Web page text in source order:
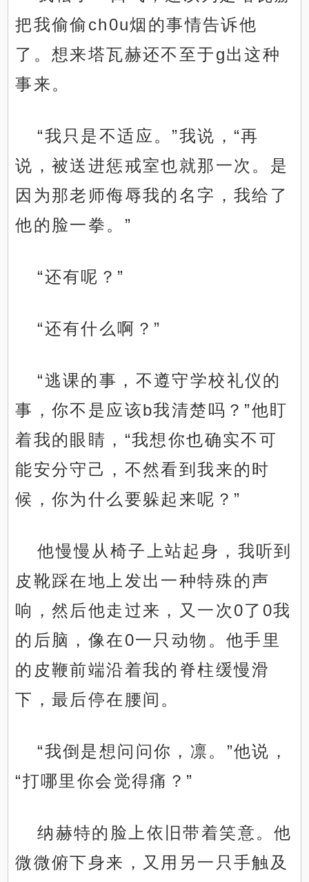
把我偷偷ch0u烟的事情告诉他
了。想来塔瓦赫还不至于g出这种
事来。
“我只是不适应。”我说，“再
说，被送进惩戒室也就那一次。是
因为那老师侮辱我的名字，我给了
他的脸一拳。”
“还有呢？”
“还有什么啊？”
“逃课的事，不遵守学校礼仪的
事，你不是应该b我清楚吗？”他盯
着我的眼睛，“我想你也确实不可
能安分守己，不然看到我来的时
候，你为什么要躲起来呢？”
他慢慢从椅子上站起身，我听到
皮靴踩在地上发出一种特殊的声
响，然后他走过来，又一次0了0我
的后脑，像在0一只动物。他手里
的皮鞭前端沿着我的脊柱缓慢滑
下，最后停在腰间。
“我倒是想问问你，凛。”他说，
“打哪里你会觉得痛？”
纳赫特的脸上依旧带着笑意。他
微微俯下身来，又用另一只手触及